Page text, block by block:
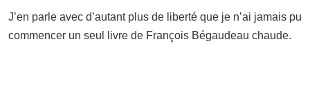
J’en parle avec d’autant plus de liberté que je n’ai jamais pu
commencer un seul livre de François Bégaudeau chaude.